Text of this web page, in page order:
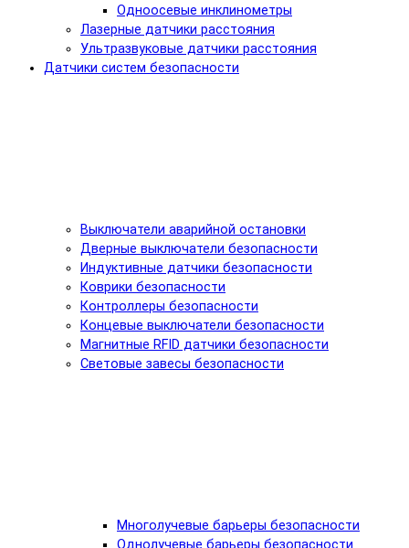
Одноосевые инклинометры
Лазерные датчики расстояния
Ультразвуковые датчики расстояния
Датчики систем безопасности
Выключатели аварийной остановки
Дверные выключатели безопасности
Индуктивные датчики безопасности
Коврики безопасности
Контроллеры безопасности
Концевые выключатели безопасности
Магнитные RFID датчики безопасности
Световые завесы безопасности
Многолучевые барьеры безопасности
Однолучевые барьеры безопасности